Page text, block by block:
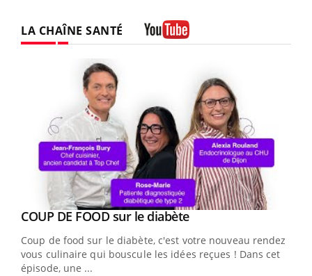
LA CHAÎNE SANTÉ
Youtube
COUP DE FOOD sur le diabèteYoutube
Coup de food sur le diabète, c'est votre nouveau rendez-
vous culinaire qui bouscule les idées reçues ! Dans cet
épisode, une ...